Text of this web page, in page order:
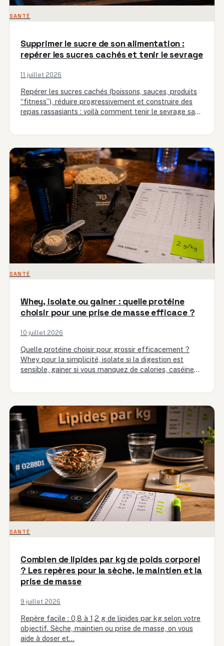
SANTÉ
Supprimer le sucre de son alimentation :
repérer les sucres cachés et tenir le sevrage
11 juillet 2026
Repérer les sucres cachés (boissons, sauces, produits
“fitness”), réduire progressivement et construire des
repas rassasiants : voilà comment tenir le sevrage sans
SANTÉ
Whey, isolate ou gainer : quelle protéine
choisir pour une prise de masse efficace ?
10 juillet 2026
Quelle protéine choisir pour grossir efficacement ?
Whey pour la simplicité, isolate si la digestion est
sensible, gainer si vous manquez de calories, caséine
SANTÉ
Combien de lipides par kg de poids corporel
? Les repères pour la sèche, le maintien et la
prise de masse
9 juillet 2026
Repère facile : 0,8 à 1,2 g de lipides par kg selon votre
objectif. Sèche, maintien ou prise de masse, on vous
aide à doser et…